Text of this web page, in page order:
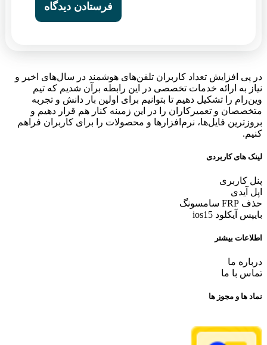
در پی افزایش تعداد کاربران تلفن‌های هوشمند در سال‌های اخیر و
نیاز به ارائه خدمات تخصصی در این رابطه برآن شدیم که تیم
وین‌رام را تشکیل دهیم تا بتوانیم برای اولین بار دانش و تجربه
متخصصان و تعمیرکاران را در این زمینه کنار هم قرار دهیم و
بروزترین فایل‌ها، نرم‌افزارها و محصولات را برای کاربران فراهم
کنیم.
لینک های کاربردی
پنل کاربری
اپل آیدی
حذف FRP سامسونگ
بایپس آیکلود ios15
اطلاعات بیشتر
درباره ما
تماس با ما
نماد ها و مجوز ها